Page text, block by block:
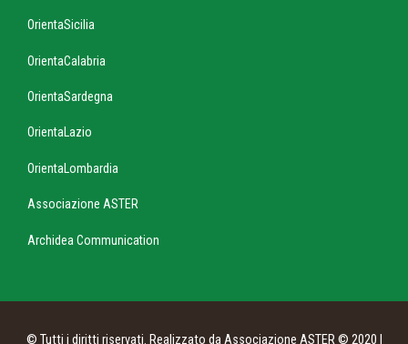
OrientaSicilia
OrientaCalabria
OrientaSardegna
OrientaLazio
OrientaLombardia
Associazione ASTER
Archidea Communication
© Tutti i diritti riservati. Realizzato da Associazione ASTER © 2020 |